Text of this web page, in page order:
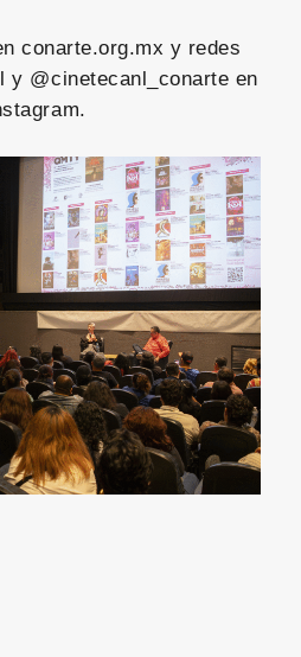
conarte.org.mx y redes
y @cinetecanl_conarte en